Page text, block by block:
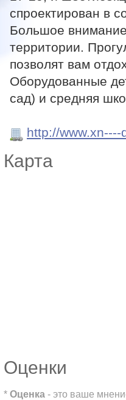
спроектирован в
Большое
территории.
позволят вам
Оборудованные
сад) и средняя
http://
Карта
Оценки
* Оценка - это ваше